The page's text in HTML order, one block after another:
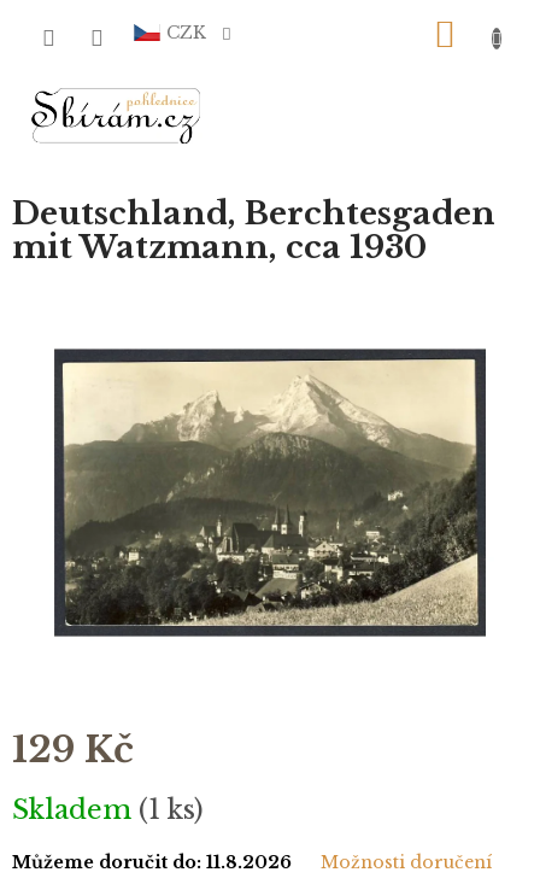
CZK
Deutschland, Berchtesgaden
mit Watzmann, cca 1930
129 Kč
Měrná
cena:
Skladem (1 ks)
Můžeme doručit do: 11.8.2026 Možnosti doručení